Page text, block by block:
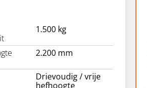
1.500 kg
2.200 mm
Drievoudig / vrije
hefhoogte